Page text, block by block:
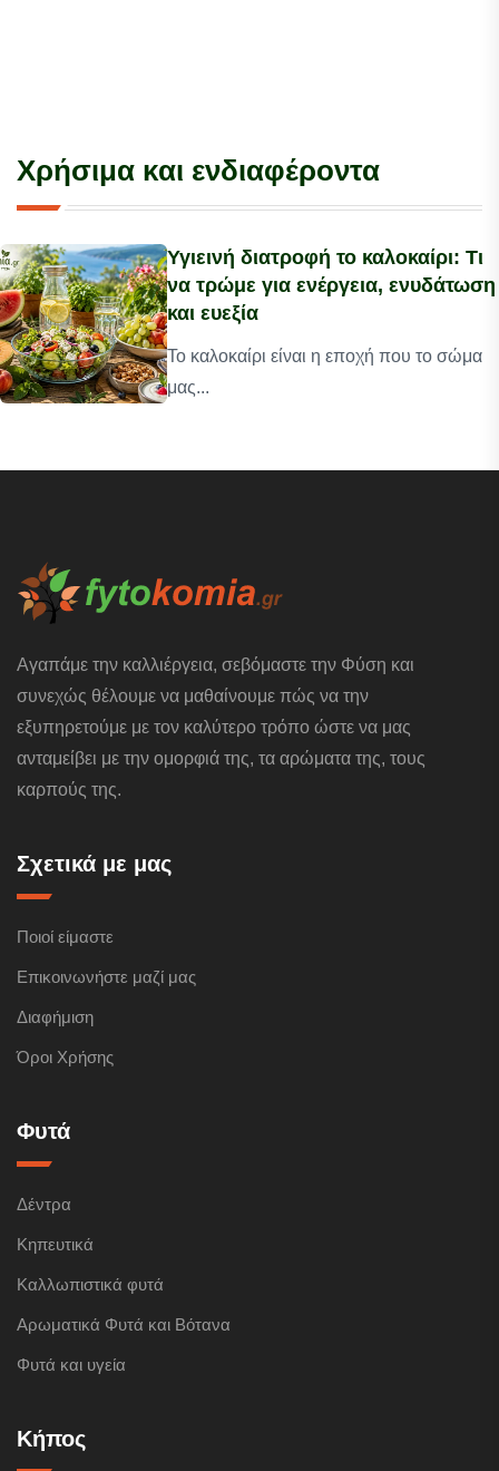
Χρήσιμα και ενδιαφέροντα
Υγιεινή διατροφή το καλοκαίρι: Τι
να τρώμε για ενέργεια, ενυδάτωση
και ευεξία
Το καλοκαίρι είναι η εποχή που το σώμα
μας...
Αγαπάμε την καλλιέργεια, σεβόμαστε την Φύση και
συνεχώς θέλουμε να μαθαίνουμε πώς να την
εξυπηρετούμε με τον καλύτερο τρόπο ώστε να μας
ανταμείβει με την ομορφιά της, τα αρώματα της, τους
καρπούς της.
Σχετικά με μας
Ποιοί είμαστε
Επικοινωνήστε μαζί μας
Διαφήμιση
Όροι Χρήσης
Φυτά
Δέντρα
Κηπευτικά
Καλλωπιστικά φυτά
Αρωματικά Φυτά και Βότανα
Φυτά και υγεία
Κήπος